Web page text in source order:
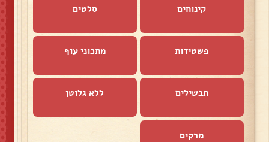
קינוחים סלטים
פשטידות מתכוני עוף
תבשילים ללא גלוטן
מרקים